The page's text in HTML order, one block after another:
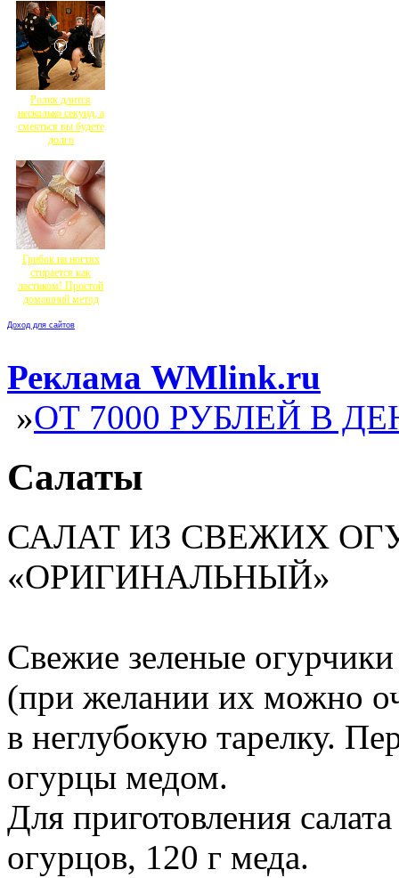
Ролик длится
несколько секунд, а
смеяться вы будете
долго
Грибок на ногтях
стирается как
ластиком! Простой
домашний метод
Доход для сайтов
Реклама WMlink.ru
»ОТ 7000 РУБЛЕЙ В
Салаты
САЛАТ ИЗ СВЕЖИХ
«ОРИГИНАЛЬНЫЙ»
Свежие зеленые
(при желании их можно
в неглубокую тарелку.
огурцы медом.
Для приготовления
огурцов, 120 г меда.